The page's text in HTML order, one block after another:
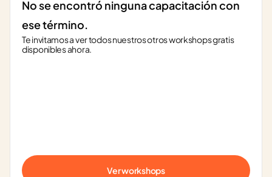
No se encontró ninguna capacitación con
ese término.
Te invitamos a ver todos nuestros otros workshops gratis
disponibles ahora.
Ver workshops